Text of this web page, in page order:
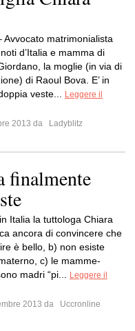
Avvocato matrimonialista
d’Italia e mamma di
la moglie (in via di
di Raoul Bova. E’ in
veste...
Leggere il
2013 da
Ladyblitz
finalmente
Italia la tuttologa Chiara
ancora di convincere che
è bello, b) non esiste
c) le mamme-
madri “pi...
Leggere il
2013 da
Uccronline